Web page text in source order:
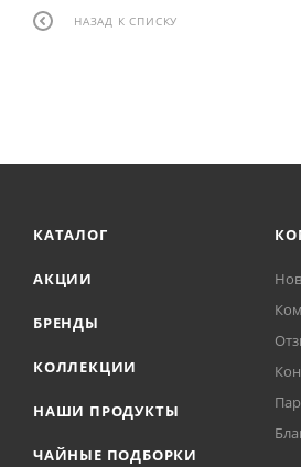
НАЗАД К СПИСКУ
КАТАЛОГ
АКЦИИ
БРЕНДЫ
КОЛЛЕКЦИИ
НАШИ ПРОДУКТЫ
ЧАЙНЫЕ ПОДБОРКИ